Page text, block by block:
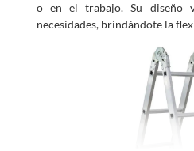
o en el trabajo. Su diseño
necesidades, brindándote la